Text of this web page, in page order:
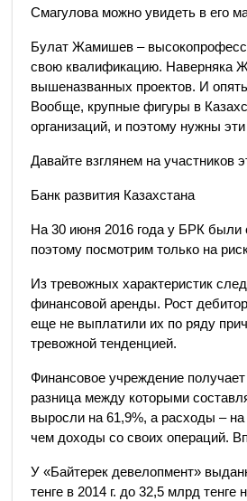
Смагулова можно увидеть в его
Булат Жамишев –
свою квалификацию. Наверняка
вышеназванных проектов. И
Вообще, крупные фигуры в
организаций, и поэтому нужны эти
Давайте взглянем на участников
Банк развития Казахстана
На 30 июня 2016 года у БРК
поэтому посмотрим только на
Из тревожных характеристик
финансовой аренды. Рост
еще не выплатили их по ряду
тревожной тенденцией.
Финансовое учреждение
разница между которыми
выросли на 61,9%, а расходы –
чем доходы со своих операций.
У «Байтерек девелопмент»
тенге в 2014 г. до 32,5 млрд